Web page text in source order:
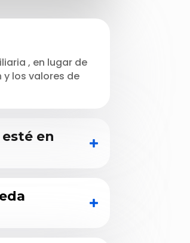
, en lugar de
los valores de
en